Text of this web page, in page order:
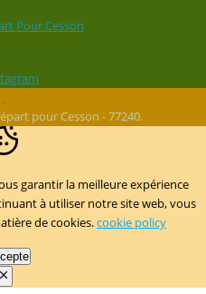
Pour Cesson
pour Cesson - 77240.
garantir la meilleure expérience
à utiliser notre site web, vous
de cookies.cookie policy